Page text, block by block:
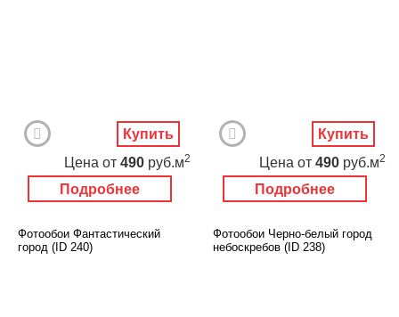
Подробнее
Цена от 490 руб.м2
Купить
Подробнее
Цена от 490 руб.м2
Купить
Фотообои Фантастический
город (ID 240)
Фотообои Черно-белый город
небоскребов (ID 238)